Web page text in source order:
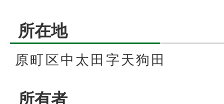
所在地
原町区中太田字天狗田
所有者